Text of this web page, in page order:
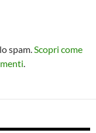
spam.Scopri come
.